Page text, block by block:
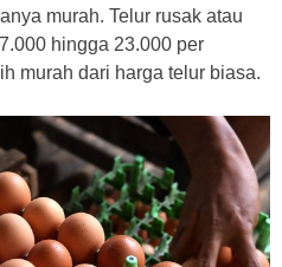
murah. Telur rusak atau
hingga 23.000 per
murah dari harga telur biasa.